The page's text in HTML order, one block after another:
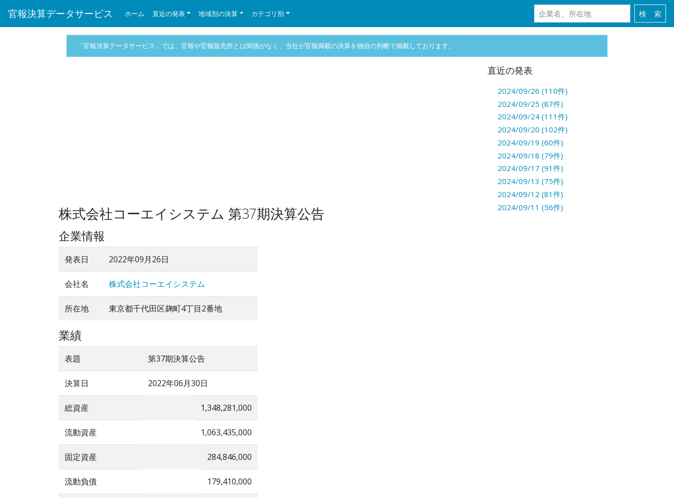
官報決算データサービス ホーム 直近の発表 地域別の決算 カテゴリ別
「官報決算データサービス」では、官報や官報販売所とは関係がなく、当社が官報掲載の決算を独自の判断で掲載しております。
株式会社コーエイシステム 第37期決算公告
企業情報
発表日 2022年09月26日
会社名 株式会社コーエイシステム
所在地 東京都千代田区麹町4丁目2番地
業績
表題 第37期決算公告
決算日 2022年06月30日
総資産 1,348,281,000
流動資産 1,063,435,000
固定資産 284,846,000
流動負債 179,410,000
直近の発表
2024/09/26 (110件)
2024/09/25 (87件)
2024/09/24 (111件)
2024/09/20 (102件)
2024/09/19 (60件)
2024/09/18 (79件)
2024/09/17 (91件)
2024/09/13 (75件)
2024/09/12 (81件)
2024/09/11 (56件)